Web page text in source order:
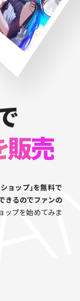
販売
ョップ｣を無料で
きるのでファンの
ップを始めてみま